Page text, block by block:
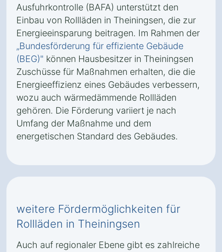
Ausfuhrkontrolle (BAFA) unterstützt den
Einbau von Rollläden in Theiningsen, die zur
Energieeinsparung beitragen. Im Rahmen der
„Bundesförderung für effiziente Gebäude
(BEG)" können Hausbesitzer in Theiningsen
Zuschüsse für Maßnahmen erhalten, die die
Energieeffizienz eines Gebäudes verbessern,
wozu auch wärmedämmende Rollläden
gehören. Die Förderung variiert je nach
Umfang der Maßnahme und dem
energetischen Standard des Gebäudes.
weitere Fördermöglichkeiten für
Rollläden in Theiningsen
Auch auf regionaler Ebene gibt es zahlreiche